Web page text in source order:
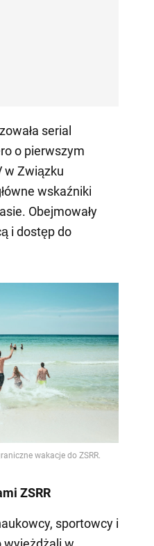
serial
o pierwszym
w Związku
wskaźniki
Obejmowały
i dostęp do
ZSRR
sportowcy i